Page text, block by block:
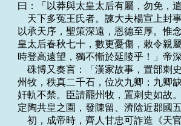
曰：「以莽與太皇太后有屬，勿免，
天下多冤王氏者。諫大夫楊宣上
以承天序，聖策深遠，恩德至厚。惟
皇太后春秋七十，數更憂傷，敕令親
時登高遠望，獨不慚於延陵乎！」帝
硃博又奏言：「漢家故事，置部
州牧，秩真二千石，位次九卿；九卿
奸軌不禁。臣請罷州牧，置刺史如故
定陶共皇之園，發陳留、濟陰近郡國
初，成帝時，齊人甘忠可詐造《